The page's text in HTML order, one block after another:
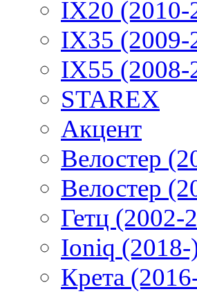
IX20 (2010-
IX35 (2009-
IX55 (2008-
STAREX
Акцент
Велостер
Велостер
Гетц (2002-
Ioniq (2018-
Крета